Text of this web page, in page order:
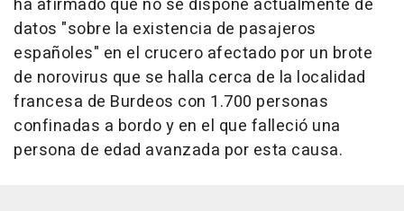
ha afirmado que no se dispone actualmente de
datos "sobre la existencia de pasajeros
españoles" en el crucero afectado por un brote
de norovirus que se halla cerca de la localidad
francesa de Burdeos con 1.700 personas
confinadas a bordo y en el que falleció una
persona de edad avanzada por esta causa.